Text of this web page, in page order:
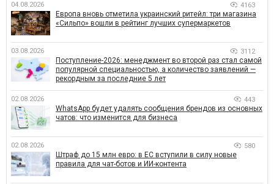
04.08.2026 4163
Европа вновь отметила украинский ритейл: три магазина
«Сильпо» вошли в рейтинг лучших супермаркетов
03.08.2026 3112
Поступление-2026: менеджмент во второй раз стал самой
популярной специальностью, а количество заявлений —
рекордным за последние 5 лет
02.08.2026 443
WhatsApp будет удалять сообщения брендов из основных
чатов: что изменится для бизнеса
02.08.2026 580
Штраф до 15 млн евро: в ЕС вступили в силу новые
правила для чат-ботов и ИИ-контента